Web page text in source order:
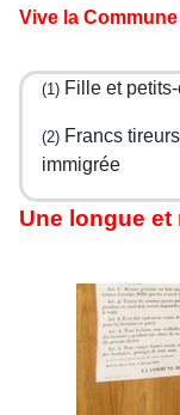
Vive la Commune
(1) Fille et
(2) Francs
immigrée
Une longue et